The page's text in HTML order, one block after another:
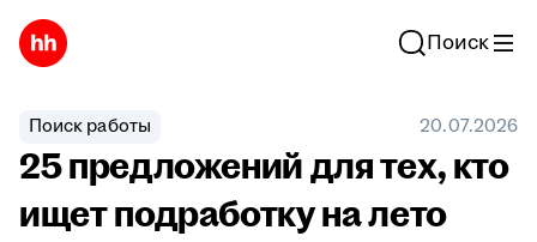
Поиск
Поиск работы 20.07.2026
25 предложений для тех, кто
ищет подработку на лето